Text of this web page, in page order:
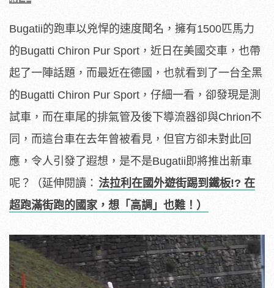
Bugatii的跑車以兇悍的速度聞名，擁有1500匹馬力
的Bugatti Chiron Pur Sport，近日在美國交車，也帶
起了一陣話題，而最近在德國，也就看到了一台全黑
的Bugatti Chiron Pur Sport，仔細一看，卻發現是測
試車，而在車尾的排氣管及後下導流器卻與Chrion不
同，而這台車在去年曾被看見，但官方卻未對此回
應，令人引發了遐想，是不是Bugatii即將推出新車
呢？（延伸閱讀： 法拉利在國外遊街踢到鐵板!? 在
超跑滿街跑的國家，想「高調」也難！）